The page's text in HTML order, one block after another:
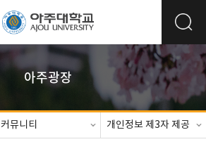
아주광장
커뮤니티 개인정보 제3자 제공